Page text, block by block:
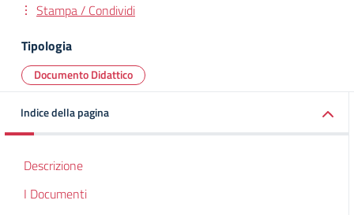
Stampa / Condividi
Tipologia
Documento Didattico
Indice della pagina
Descrizione
I Documenti